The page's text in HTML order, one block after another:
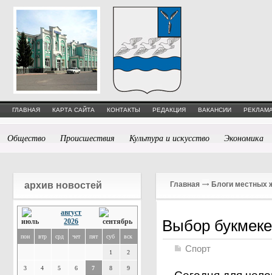
ГЛАВНАЯ КАРТА САЙТА КОНТАКТЫ РЕДАКЦИЯ ВАКАНСИИ
Общество Происшествия Культура и искусство Экономика
архив новостей
август
2026
пон втр срд чет пят суб вск
1 2
3 4 5 6 7 8 9
Главная Блоги местных
Выбор
Спорт